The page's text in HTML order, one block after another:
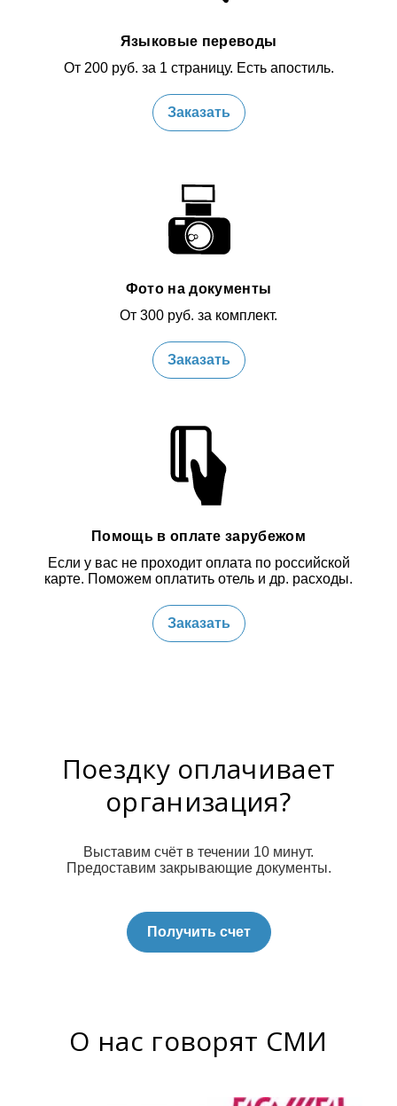
Языковые переводы
От 200 руб. за 1 страницу. Есть апостиль.
Заказать
Фото на документы
От 300 руб. за комплект.
Заказать
Помощь в оплате зарубежом
Если у вас не проходит оплата по российской
карте. Поможем оплатить отель и др. расходы.
Заказать
Поездку оплачивает
организация?
Выставим счёт в течении 10 минут.
Предоставим закрывающие документы.
Получить счет
О нас говорят СМИ